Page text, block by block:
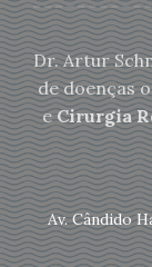
Dr. Artur
de doenças
eCirurgia
Av. Cândido